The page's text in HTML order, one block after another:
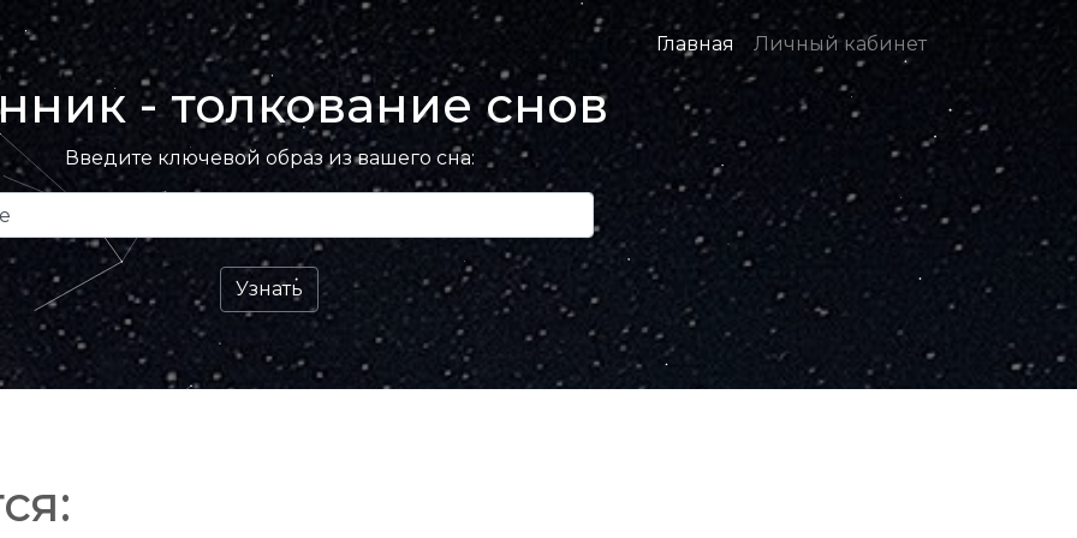
Главная Личный кабинет
- толкование снов
Введите ключевой образ из вашего сна: